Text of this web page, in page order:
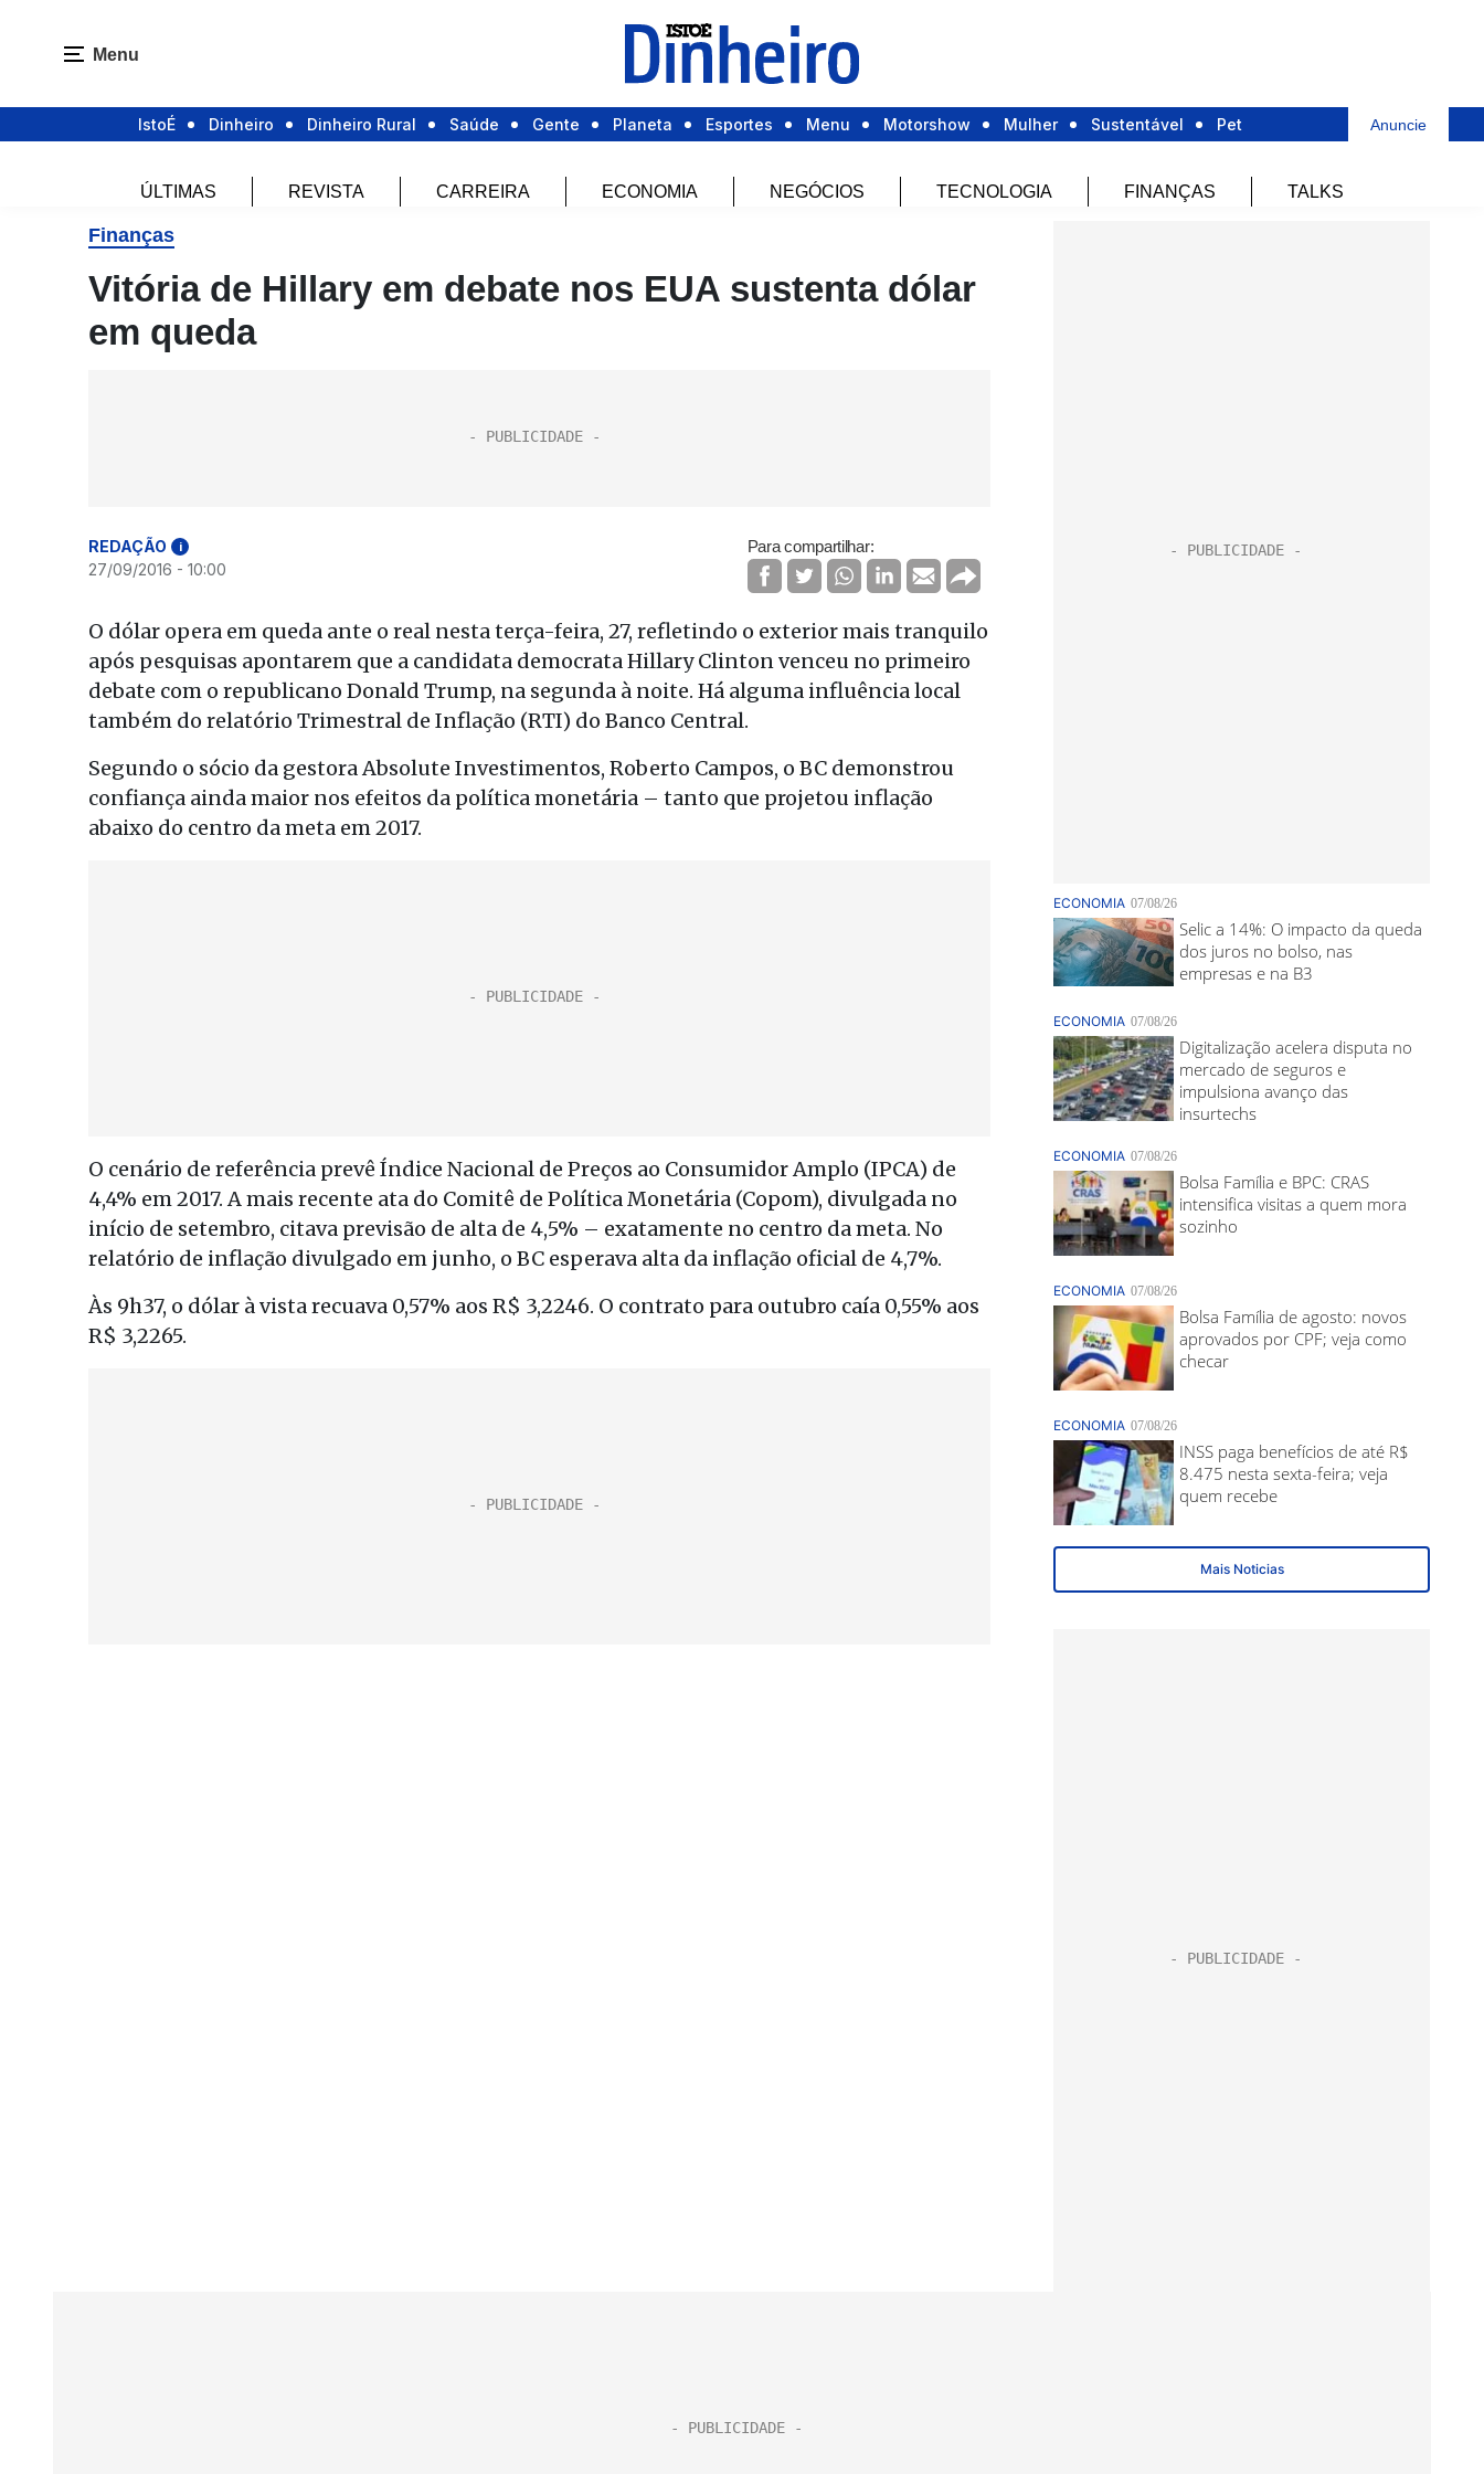
Menu
IstoÉ Dinheiro Dinheiro Rural Saúde Gente Planeta Esportes Menu Motorshow Mulher Sustentável Pet Anuncie
ÚLTIMAS REVISTA CARREIRA ECONOMIA NEGÓCIOS TECNOLOGIA FINANÇAS TALKS
Finanças
Vitória de Hillary em debate nos EUA sustenta dólar
em queda
REDAÇÃO i
27/09/2016 - 10:00
Para compartilhar:
O dólar opera em queda ante o real nesta terça-feira, 27, refletindo o exterior mais tranquilo
após pesquisas apontarem que a candidata democrata Hillary Clinton venceu no primeiro
debate com o republicano Donald Trump, na segunda à noite. Há alguma influência local
também do relatório Trimestral de Inflação (RTI) do Banco Central.
Segundo o sócio da gestora Absolute Investimentos, Roberto Campos, o BC demonstrou
confiança ainda maior nos efeitos da política monetária – tanto que projetou inflação
abaixo do centro da meta em 2017.
O cenário de referência prevê Índice Nacional de Preços ao Consumidor Amplo (IPCA) de
4,4% em 2017. A mais recente ata do Comitê de Política Monetária (Copom), divulgada no
início de setembro, citava previsão de alta de 4,5% – exatamente no centro da meta. No
relatório de inflação divulgado em junho, o BC esperava alta da inflação oficial de 4,7%.
Às 9h37, o dólar à vista recuava 0,57% aos R$ 3,2246. O contrato para outubro caía 0,55% aos
R$ 3,2265.